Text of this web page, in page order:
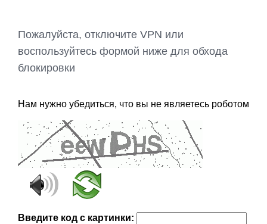
Пожалуйста, отключите VPN или
воспользуйтесь формой ниже для обхода
блокировки
Нам нужно убедиться, что вы не являетесь роботом
Введите код с картинки: